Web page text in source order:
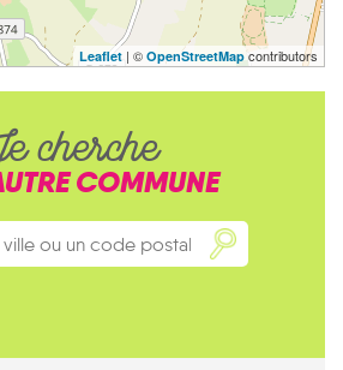
Leaflet | © OpenStreetMapcontributors
cherche
COMMUNE